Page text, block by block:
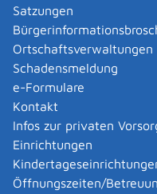
Satzungen
Ortschaftsverwaltungen
Schadensmeldung
e-Formulare
Kontakt
Infos zur privaten
Einrichtungen
Öffnungszeiten/
Alb-Apotheke
Alb-Apotheke
Kategorie
Gesundheit
Mehr …
Bouillet Simone
Bouillet Simone
Kategorie Gesundheit
Mehr …